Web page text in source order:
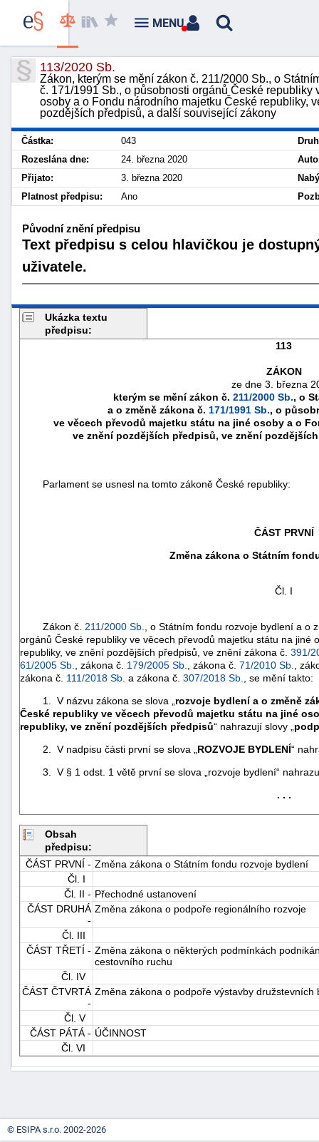
113/2020 Sb.
Zákon, kterým se mění zákon č. 211/2000 Sb., o
č. 171/1991 Sb., o působnosti orgánů České
osoby a o Fondu národního majetku České republiky,
pozdějších předpisů, a další související zákony
Částka: 043
Rozeslána dne:
24. března 2020
Přijato:
3. března 2020
Platnost předpisu:
Ano
Původní znění předpisu
Text předpisu s celou hlavičkou je
uživatele.
Ukázka textu
předpisu:
113
ZÁKON
ze dne 3. března
kterým se mění zákon č. 211/2000 Sb., o
a o změně zákona č. 171/1991 Sb., o
ve věcech převodů majetku státu na jiné osoby a o
ve znění pozdějších předpisů, ve znění
Parlament se usnesl na tomto zákoně České republiky:
ČÁST PRVNÍ
Změna zákona o Státním
Čl. I
Zákon č. 211/2000 Sb.
, o Státním fondu rozvoje bydlení a o
orgánů České republiky ve věcech převodů majetku státu na jiné
republiky, ve znění pozdějších předpisů, ve znění zákona č. 391/
61/2005 Sb.
, zákona č. 179/2005 Sb. , zákona č. 71/2010 Sb.
,
zákona č. 111/2018 Sb. a zákona č. 307/2018 Sb.
, se mění takto:
1. V názvu zákona se slova „ rozvoje bydlení a o změně
České republiky ve věcech převodů majetku státu na jiné
republiky, ve znění pozdějších předpisů“ nahrazují slovy „
2. V nadpisu části první se slova „ ROZVOJE BYDLENÍ“
3. V § 1 odst. 1 větě první se slova „rozvoje bydlení“
. . .
Obsah
předpisu:
ČÁST PRVNÍ - Změna zákona o Státním fondu rozvoje bydlení
Čl. I
Čl. II - Přechodné ustanovení
ČÁST DRUHÁ
-
Změna zákona o podpoře regionálního rozvoje
Čl. III
ČÁST TŘETÍ - Změna zákona o některých podmínkách
cestovního ruchu
Čl. IV
ČÁST ČTVRTÁ
-
Změna zákona o podpoře výstavby
Čl. V
ČÁST PÁTÁ - ÚČINNOST
Čl. VI
MENU
škody
© ESIPA s.r.o. 2002-2026